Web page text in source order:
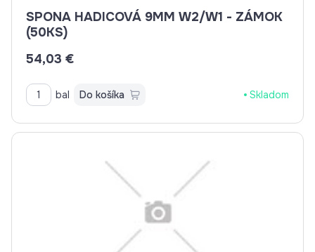
SPONA HADICOVÁ 9MM W2/W1 - ZÁMOK
(50KS)
54,03 €
bal Do košíka Skladom